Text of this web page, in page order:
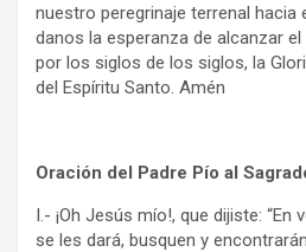
nuestro peregrinaje terrenal hacia
danos la esperanza de alcanzar
por los siglos de los siglos, la
del Espíritu Santo. Amén
Oración del Padre Pío al
I.- ¡Oh Jesús mío!, que dijiste: “En
se les dará, busquen y